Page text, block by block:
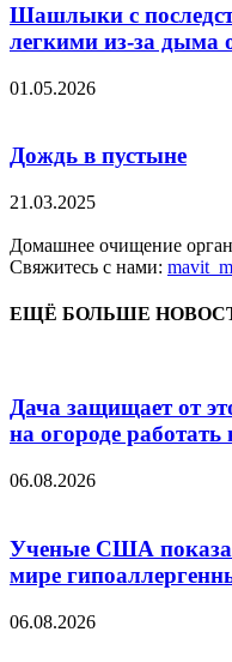
Шашлыки с
легкими из-за дыма
01.05.2026
Дождь в пустыне
21.03.2025
Домашнее очищение
Свяжитесь с нами:
ЕЩЁ БОЛЬШЕ
Дача защищает от
на огороде работать
06.08.2026
Ученые США
мире
06.08.2026